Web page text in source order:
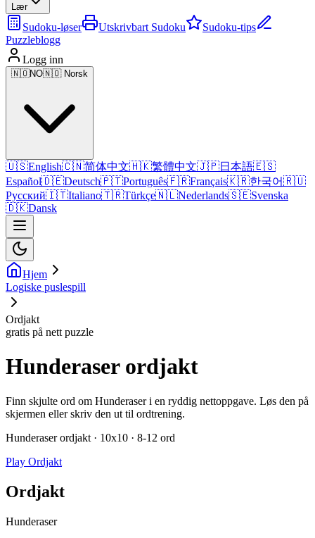
Lær
Sudoku-løser Utskrivbart Sudoku
Sudoku-tips
Puzzleblogg
Logg inn
🇳🇴NO🇳🇴 Norsk
🇺🇸English🇨🇳简体中文🇭🇰繁體中文🇯🇵日本語🇪🇸
Español🇩🇪Deutsch🇵🇹Português🇫🇷Français🇰🇷한국어🇷🇺
Русский🇮🇹Italiano🇹🇷Türkçe🇳🇱Nederlands🇸🇪Svenska
🇩🇰Dansk
Hjem
Logiske puslespill
Ordjakt
gratis på nett puzzle
Hunderaser ordjakt
Finn skjulte ord om Hunderaser i en ryddig nettoppgave. Løs den på
skjermen eller skriv den ut til ordtrening.
Hunderaser ordjakt · 10x10 · 8-12 ord
Play Ordjakt
Ordjakt
Hunderaser